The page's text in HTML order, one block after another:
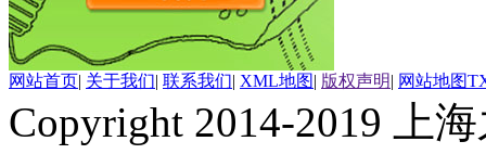
网站首页| 关于我们| 联系我们| XML地图| 版权声明| 网站地图
Copyright 2014-2019 上